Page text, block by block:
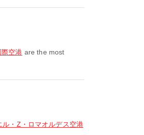
空港 are the most
・Z・ロマオルデス空港